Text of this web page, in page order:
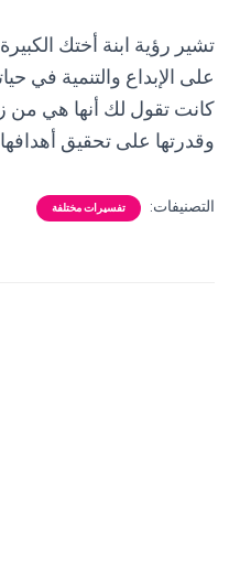
تشير رؤية ابنة أختك
على الإبداع والتنمية في
كانت تقول لك أنها هي من
وقدرتها على تحقيق
التصنيفات: تفسيرات مختلفة